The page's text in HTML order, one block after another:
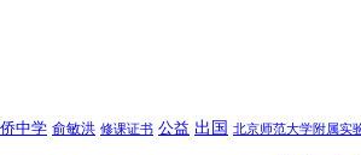
中学 俞敏洪 修课证书 公益 出国 北京师范大学附属实